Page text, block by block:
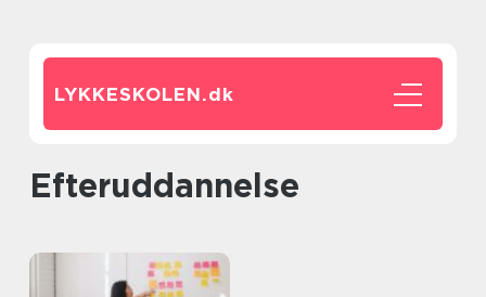
LYKKESKOLEN.dk
Efteruddannelse